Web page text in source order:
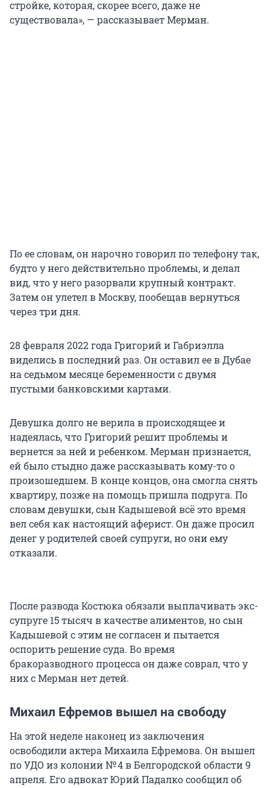
стройке, которая, скорее всего, даже не
существовала», — рассказывает Мерман.
По ее словам, он нарочно говорил по телефону так,
будто у него действительно проблемы, и делал
вид, что у него разорвали крупный контракт.
Затем он улетел в Москву, пообещав вернуться
через три дня.
28 февраля 2022 года Григорий и Габриэлла
виделись в последний раз. Он оставил ее в Дубае
на седьмом месяце беременности с двумя
пустыми банковскими картами.
Девушка долго не верила в происходящее и
надеялась, что Григорий решит проблемы и
вернется за ней и ребенком. Мерман признается,
ей было стыдно даже рассказывать кому-то о
произошедшем. В конце концов, она смогла снять
квартиру, позже на помощь пришла подруга. По
словам девушки, сын Кадышевой всё это время
вел себя как настоящий аферист. Он даже просил
денег у родителей своей супруги, но они ему
отказали.
После развода Костюка обязали выплачивать экс-
супруге 15 тысяч в качестве алиментов, но сын
Кадышевой с этим не согласен и пытается
оспорить решение суда. Во время
бракоразводного процесса он даже соврал, что у
них с Мерман нет детей.
Михаил Ефремов вышел на свободу
На этой неделе наконец из заключения
освободили актера Михаила Ефремова. Он вышел
по УДО из колонии № 4 в Белгородской области 9
апреля. Его адвокат Юрий Падалко сообщил об